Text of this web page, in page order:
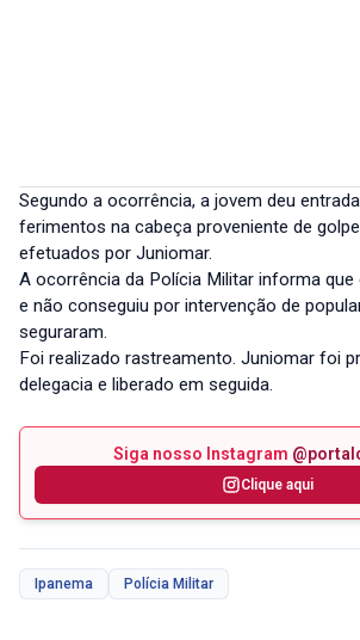
Segundo a ocorrência, a jovem deu
ferimentos na cabeça proveniente de
efetuados por Juniomar.
A ocorrência da Polícia Militar informa
e não conseguiu por intervenção de
seguraram.
Foi realizado rastreamento. Juniomar foi
delegacia e liberado em seguida.
Siga nosso Instagram
Clique aqui
Ipanema Polícia Militar